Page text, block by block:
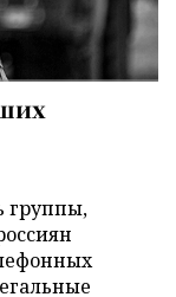
группы,